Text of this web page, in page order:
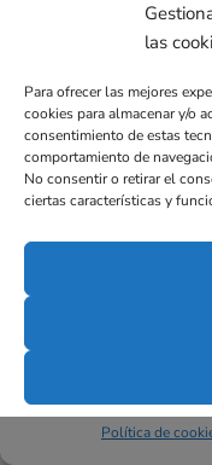
las
Para ofrecer las mejores
cookies para almacenar y/o
consentimiento de estas
comportamiento de
No consentir o retirar el
ciertas características y
Política de
Me